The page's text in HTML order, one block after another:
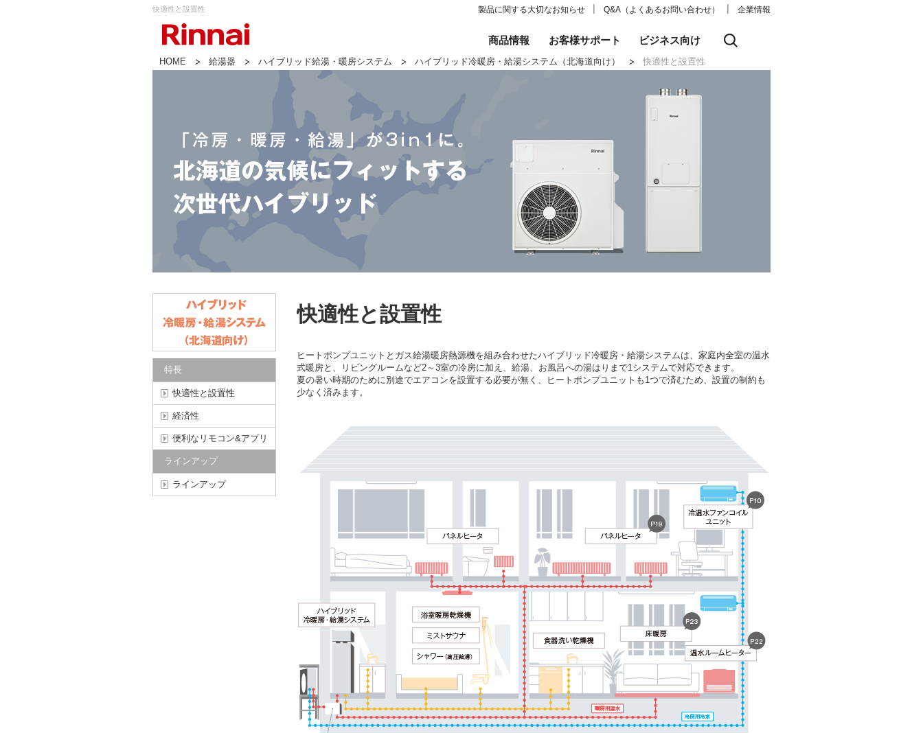
快適性と設置性 製品に関する大切なお知らせ Q&A（よくあるお問い合わせ） 企業情報
商品情報 お客様サポート ビジネス向け
HOME 給湯器 ハイブリッド給湯・暖房システム ハイブリッド冷暖房・給湯システム（北海道向け） 快適性と設置性
快適性と設置性
ヒートポンプユニットとガス給湯暖房熱源機を組み合わせたハイブリッド冷暖房・給湯システムは、家庭内全室の温水
式暖房と、リビングルームなど2～3室の冷房に加え、給湯、お風呂への湯はりまで1システムで対応できます。
夏の暑い時期のために別途でエアコンを設置する必要が無く、ヒートポンプユニットも1つで済むため、設置の制約も
少なく済みます。
特長
快適性と設置性
経済性
便利なリモコン&アプリ
ラインアップ
ラインアップ